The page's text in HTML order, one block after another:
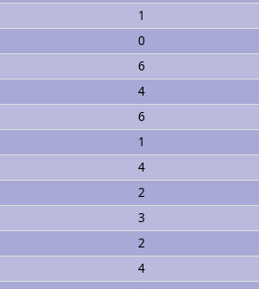
1
0
6
4
6
1
4
2
3
2
4